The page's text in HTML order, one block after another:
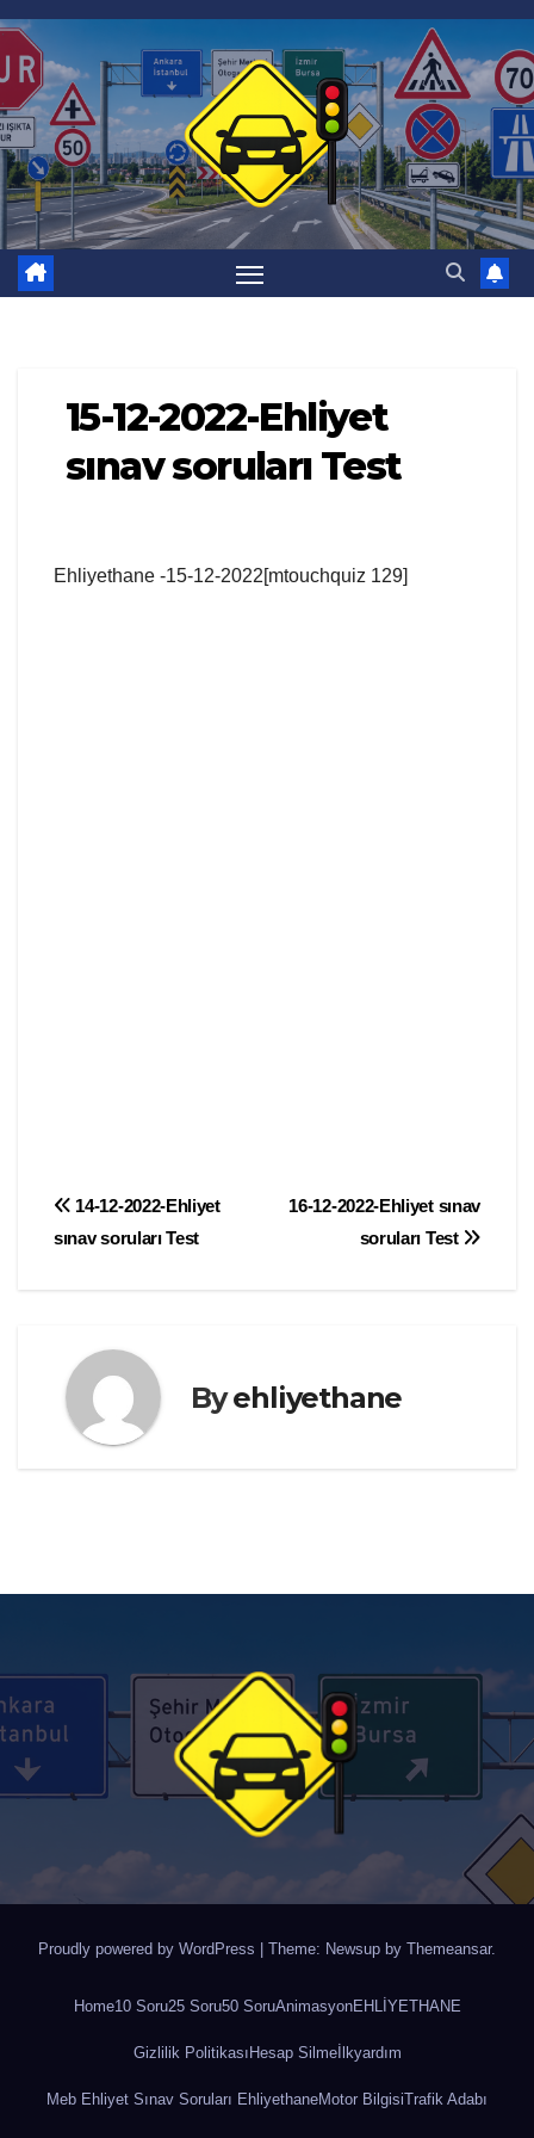
Skip
to
content
15-12-2022-Ehliyet
sınav soruları Test
Ehliyethane -15-12-2022[mtouchquiz 129]
Yazı
16-12-2022-Ehliyet sınav
soruları Test
14-12-2022-Ehliyet
sınav soruları Test
Byehliyethane
Proudly powered by WordPress Theme: Newsup by Themeansar.
Home10 Soru25 Soru50 SoruAnimasyonEHLİYETHANE
Gizlilik Politikası Hesap Silmeİlkyardım
Meb Ehliyet Sınav Soruları EhliyethaneMotor BilgisiTrafik Adabı